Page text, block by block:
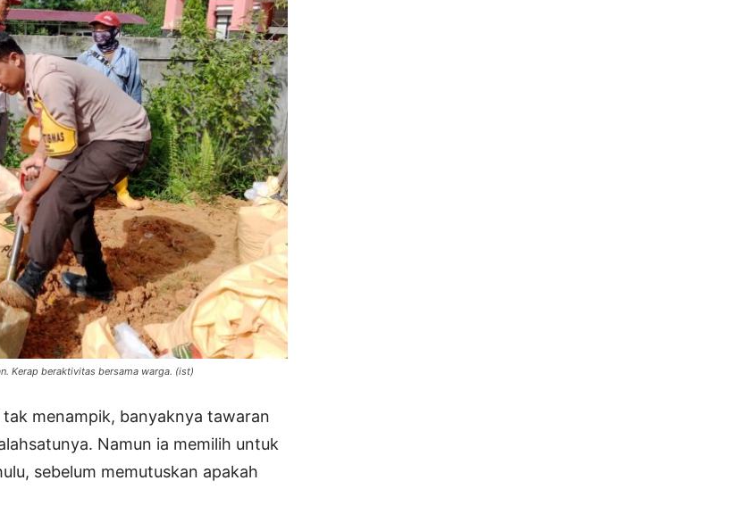
Kerap beraktivitas bersama warga. (ist)
menampik, banyaknya tawaran
Namun ia memilih untuk
sebelum memutuskan apakah